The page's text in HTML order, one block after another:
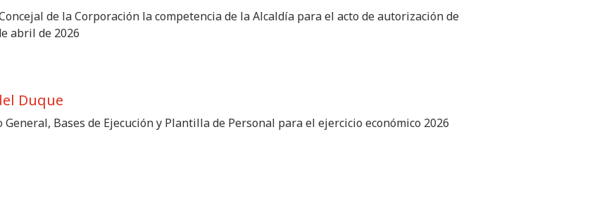
de la Corporación la competencia de la Alcaldía para el acto de autorización de
abril de 2026
Duque
Bases de Ejecución y Plantilla de Personal para el ejercicio económico 2026